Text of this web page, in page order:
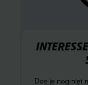
Doe je nog niet